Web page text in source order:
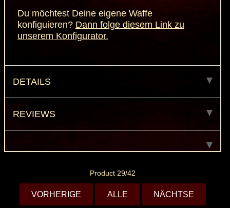
Du möchtest Deine eigene Waffe
konfiguieren? Dann folge diesem Link zu
unserem Konfigurator.
DETAILS
REVIEWS
Product 29/42
VORHERIGE ALLE NÄCHTSE